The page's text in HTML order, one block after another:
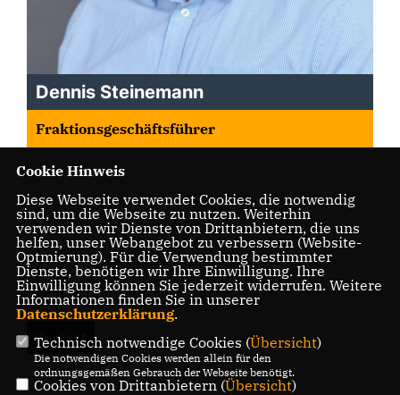
Dennis Steinemann
Fraktionsgeschäftsführer
Kontakt
Cookie Hinweis
Diese Webseite verwendet Cookies, die notwendig
sind, um die Webseite zu nutzen. Weiterhin
verwenden wir Dienste von Drittanbietern, die uns
helfen, unser Webangebot zu verbessern (Website-
Optmierung). Für die Verwendung bestimmter
Dienste, benötigen wir Ihre Einwilligung. Ihre
Einwilligung können Sie jederzeit widerrufen. Weitere
Informationen finden Sie in unserer
Datenschutzerklärung.
Technisch notwendige Cookies (Übersicht)
Die notwendigen Cookies werden allein für den
ordnungsgemäßen Gebrauch der Webseite benötigt.
Cookies von Drittanbietern (Übersicht)